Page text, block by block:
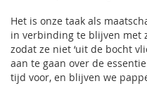
Het is onze taak als
in verbinding te blijven met
zodat ze niet ‘uit de bocht
aan te gaan over de
tijd voor, en blijven we